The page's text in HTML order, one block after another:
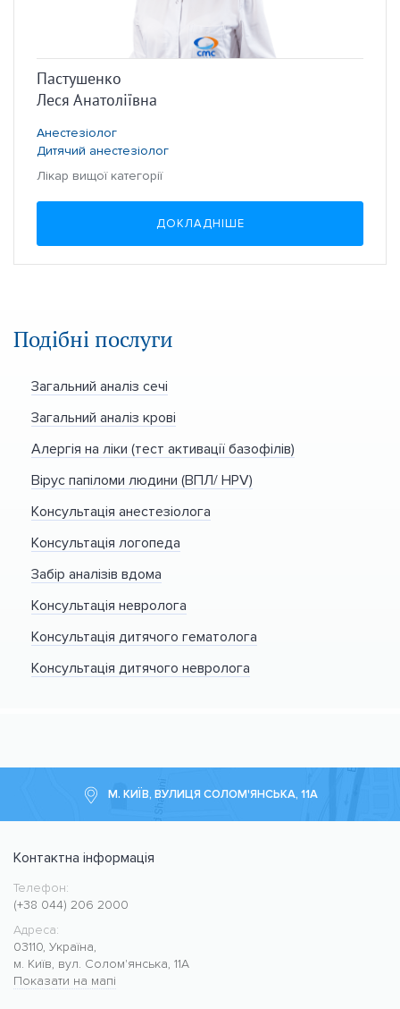
Пастушенко
Леся Анатоліївна
Анестезіолог
Дитячий анестезіолог
Лікар вищої категорії
ДОКЛАДНІШЕ
Подібні послуги
Загальний аналіз сечі
Загальний аналіз крові
Алергія на ліки (тест активації базофілів)
Вірус папіломи людини (ВПЛ/ HPV)
Консультація анестезіолога
Консультація логопеда
Забір аналізів вдома
Консультація невролога
Консультація дитячого гематолога
Консультація дитячого невролога
М. КИЇВ, ВУЛИЦЯ СОЛОМ'ЯНСЬКА, 11А
Контактна інформація
Медичний центр CMC MED
https://cmcmed.clinic
Телефон:
(+38 044) 206 2000
Адреса:
03110, Україна,
м. Київ, вул. Солом'янська, 11А
Показати на мапі